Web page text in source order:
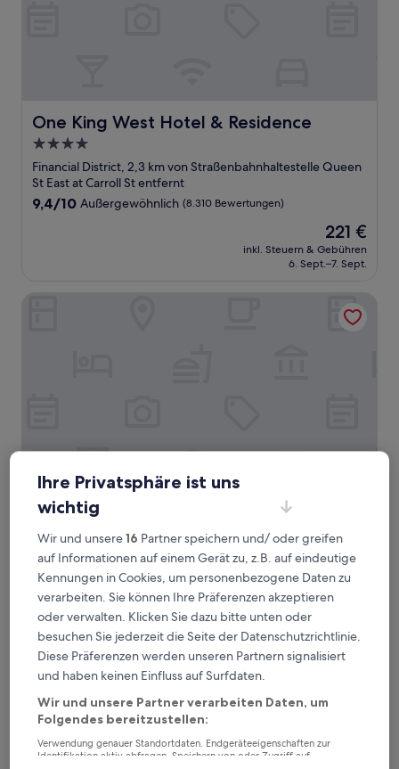
One King West Hotel & Residence
One King West Hotel & Residence
4.0-
Sterne-
Unterkunft
Financial District, 2,3 km von Straßenbahnhaltestelle Queen
St East at Carroll St entfernt
9.4
9,4/10 Außergewöhnlich (8.310 Bewertungen)
Der
Preis
beträgt
221 €
inkl. Steuern & Gebühren
6. Sept.–7. Sept.
The Anndore House, part of JdV by
Hyatt
The Anndore House, part of JdV by Hyatt
4.0-
Sterne-
Unterkunft
2,9 km von Straßenbahnhaltestelle Queen St East at Carroll
St entfernt
9.4
von
Außergewöhnlich,
(1.164
Bewertungen)
9,4/10 Außergewöhnlich (1.164 Bewertungen)
Der
Preis
188 €
inkl. Steuern & Gebühren
Union Hotel
Ihre Privatsphäre ist uns
wichtig
Wir und unsere16 Partner speichern und/ oder greifen
auf Informationen auf einem Gerät zu, z.B. auf eindeutige
Kennungen in Cookies, um personenbezogene Daten zu
verarbeiten. Sie können Ihre Präferenzen akzeptieren
oder verwalten. Klicken Sie dazu bitte unten oder
besuchen Sie jederzeit die Seite der Datenschutzrichtlinie.
Diese Präferenzen werden unseren Partnern signalisiert
und haben keinen Einfluss auf Surfdaten.
Wir und unsere Partner verarbeiten Daten, um
Folgendes bereitzustellen:
Verwendung genauer Standortdaten. Endgeräteeigenschaften zur
Identifikation aktiv abfragen. Speichern von oder Zugriff auf